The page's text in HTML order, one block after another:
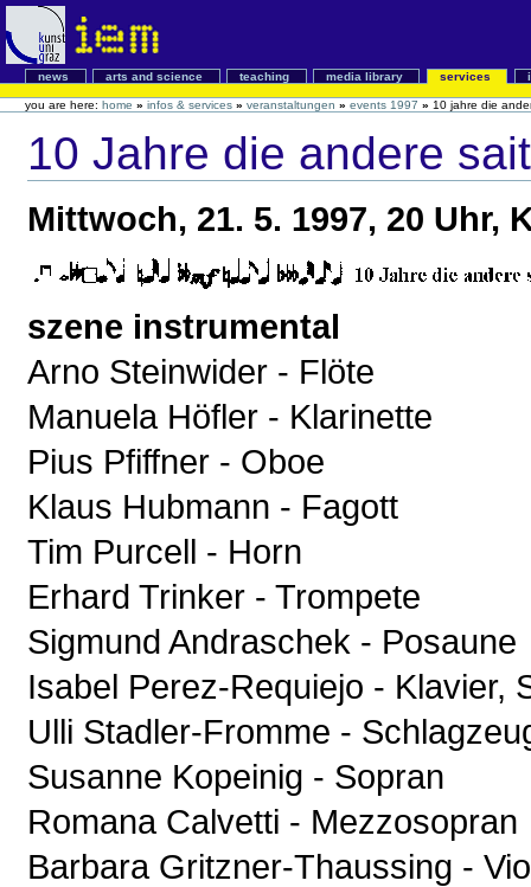
news arts and science teaching media library services
you are here: home » infos & services » veranstaltungen » events 1997 » 10 jahre die
10 Jahre die andere
Mittwoch, 21. 5. 1997, 20
szene instrumental
Arno Steinwider - Flöte
Manuela Höfler - Klarinette
Pius Pfiffner - Oboe
Klaus Hubmann - Fagott
Tim Purcell - Horn
Erhard Trinker - Trompete
Sigmund Andraschek - Posaune
Isabel Perez-Requiejo - Klavier,
Ulli Stadler-Fromme -
Susanne Kopeinig - Sopran
Romana Calvetti - Mezzosopran
Barbara Gritzner-Thaussing -